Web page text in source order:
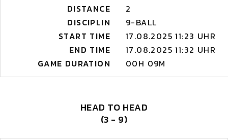
DISTANCE
2
DISCIPLIN
9-BALL
START TIME
17.08.2025 11:23 UHR
END TIME
17.08.2025 11:32 UHR
GAME DURATION
00H 09M
HEAD TO HEAD
(3 - 9)